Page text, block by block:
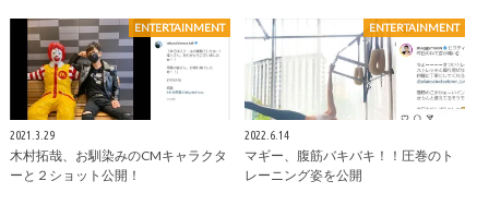
ENTERTAINMENT
2021.3.29
木村拓哉、お馴染みのCMキャラクタ
ーと２ショット公開！
ENTERTAINMENT
2022.6.14
マギー、腹筋バキバキ！！圧巻のト
レーニング姿を公開